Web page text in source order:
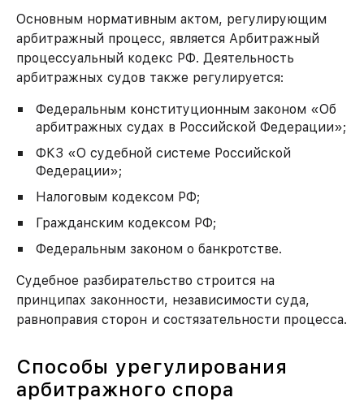
Основным нормативным актом, регулирующим
арбитражный процесс, является Арбитражный
процессуальный кодекс РФ. Деятельность
арбитражных судов также регулируется:
Федеральным конституционным законом «Об
арбитражных судах в Российской Федерации»;
ФКЗ «О судебной системе Российской
Федерации»;
Налоговым кодексом РФ;
Гражданским кодексом РФ;
Федеральным законом о банкротстве.
Судебное разбирательство строится на
принципах законности, независимости суда,
равноправия сторон и состязательности процесса.
Способы урегулирования
арбитражного спора